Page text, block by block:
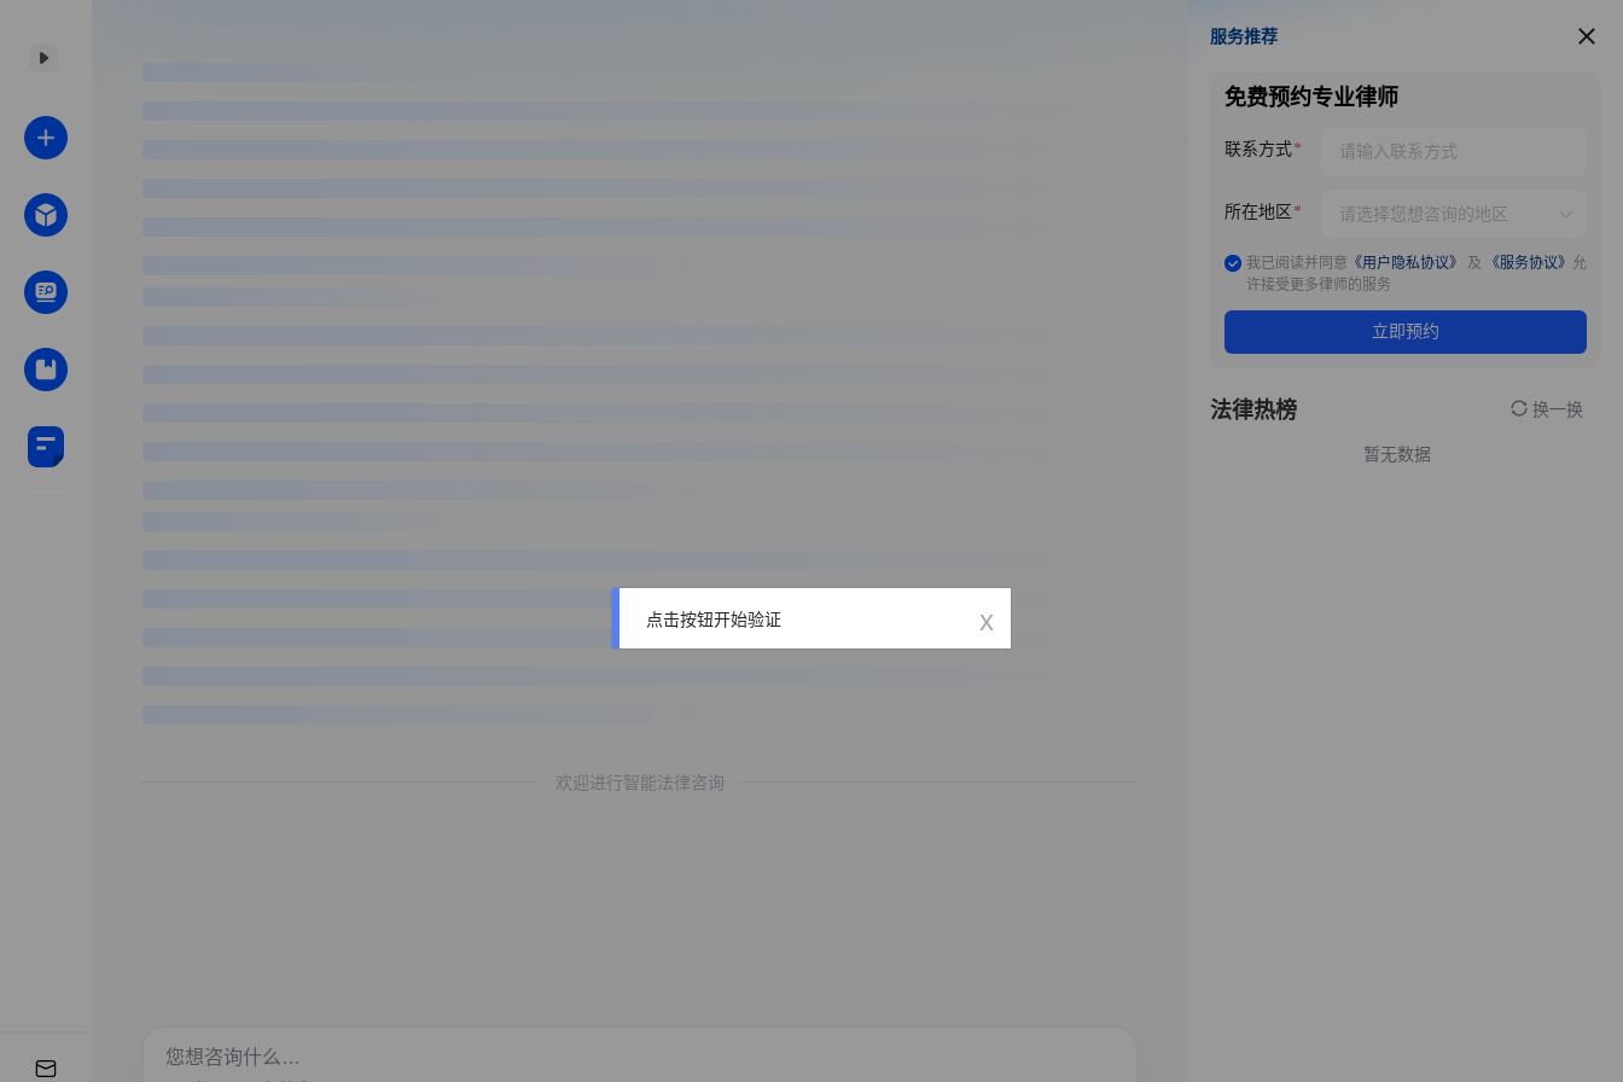
欢迎进行智能法律咨询
服务推荐
服务推荐
免费预约专业律师
联系方式
所在地区
我已阅读并同意 《用户隐私协议》 及 《服务协议》 允
许接受更多律师的服务
立即预约
法律热榜 换一换
暂无数据
点击按钮开始验证 x